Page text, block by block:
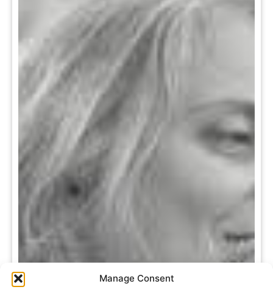
Manage Consent